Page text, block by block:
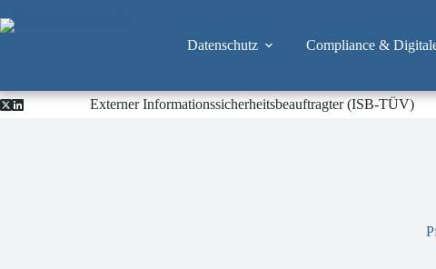
Inhalt
Datenschutz Compliance &
Externer Informationssicherheitsbeauftragter (ISB-TÜV)